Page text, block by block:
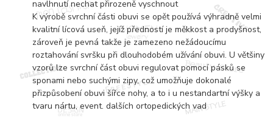
navlhnutí nechat přirozeně vyschnout
K výrobě svrchní části obuvi se opět používá výhradně velmi
kvalitní lícová useň, jejíž předností je měkkost a prodyšnost,
zároveň je pevná takže je zamezeno nežádoucímu
roztahování svršku při dlouhodobém užívání obuvi. U většiny
vzorů lze svrchní část obuvi regulovat pomocí pásků se
sponami nebo suchými zipy, což umožňuje dokonalé
přizpůsobení obuvi šířce nohy, a to i u nestandartní výšky a
tvaru nártu, event. dalších ortopedických vad